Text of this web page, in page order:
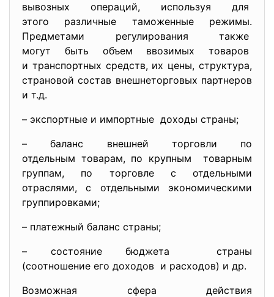
вывозных операций, используя для
этого различные таможенные режимы.
Предметами регулирования также
могут быть объем ввозимых товаров
и транспортных средств, их цены, структура,
страновой состав внешнеторговых партнеров
и т.д.
– экспортные и импортные доходы страны;
– баланс внешней торговли по
отдельным товарам, по крупным товарным
группам, по торговле с отдельными
отраслями, с отдельными экономическими
группировками;
– платежный баланс страны;
– состояние бюджета страны
(соотношение его доходов и расходов) и др.
Возможная сфера действия